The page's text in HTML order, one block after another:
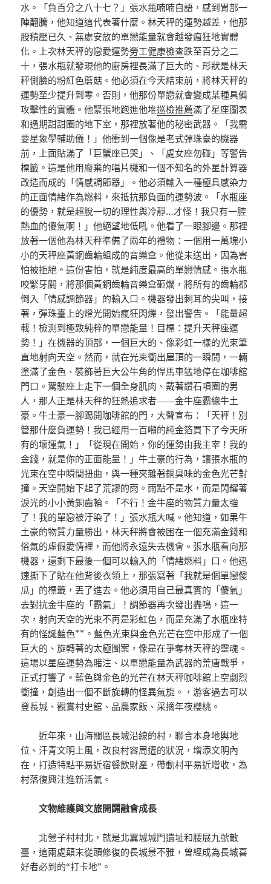
水。「負百分之八十七？」張水瓶喃喃自語，感到胃部一
陣翻騰，他知道這代表著什麼。林天秤的運勢越差，他那
股積壓已久、無處安放的單戀能量就會越發瘋狂地實體
化。上次林天秤的戀愛運勢勞工健康檢查跌至百分之二
十，張水瓶就發現他的廚房裡長滿了巨大的、形狀是林天
秤側臉的粉紅色蘑菇。他必須在今天結束前，將林天秤的
運勢至少提升到零。否則，他那份單戀就會變成某種具備
攻擊性的實體。他緊張地跑進他堆巡檢推薦滿了星座圖表
和過期甜甜圈的地下室，那裡放著他的秘密武器。「我需
要星象學輔助儀！」他衝到一個像是老式彈珠臺的機器
前，上面貼滿了「巨蟹座已哭」、「處女座勿碰」等警告
標籤。這是他用廢棄的唱片機和一個不知名的外星計算器
改造而成的「情感調節器」。他必須輸入一種極具感染力
的正面情緒作為燃料，來抵抗那負面的運勢波。「水瓶座
的優勢，就是超脫一切的理性與冷靜…才怪！我只有一腔
熱血的傻氣啊！」他絕望地低吼。他看了一眼腳邊。那裡
放著一個他為林天秤準備了兩年的禮物：一個用一萬塊小
小的天秤座黃銅齒輪組成的音樂盒。他從未送出，因為害
怕被拒絕。這份害怕，就是純度最高的單戀情感。張水瓶
咬緊牙關，將那個黃銅齒輪音樂盒砸爛，將所有的齒輪都
倒入「情感調節器」的輸入口。機器發出刺耳的尖叫，接
著，彈珠臺上的燈光開始瘋狂閃爍，發出警告。「能量超
載！檢測到極致純粹的單戀能量！目標：提升天秤座運
勢！」在機器的頂部，一個巨大的、像彩虹一樣的光束筆
直地射向天空。然而，就在光束衝出屋頂的一瞬間，一輛
塗滿了金色、裝飾著巨大公牛角的悍馬車猛地停在咖啡館
門口。駕駛座上走下一個全身肌肉、戴著鑽石項圈的男
人，那人正是林天秤的狂熱追求者——金牛座霸總牛土
豪。牛土豪一腳踢開咖啡館的門，大聲宣布：「天秤！別
管那什麼負運勢！我已經用一百噸的純金箔買下了今天所
有的壞運氣！」「從現在開始，你的運勢由我主宰！我的
金錢，就是你的正面能量！」牛土豪的行為，讓張水瓶的
光束在空中瞬間扭曲，與一種夾雜著銅臭味的金色光芒對
撞。天空開始下起了荒謬的雨。雨點不是水，而是閃耀著
淚光的小小黃銅齒輪。「不行！金牛座的物質力量太強
了！我的單戀被汙染了！」張水瓶大喊。他知道，如果牛
土豪的物質力量勝出，林天秤將會被困在一個充滿金錢和
俗氣的虛假愛情裡，而他將永遠失去機會。張水瓶看向那
機器，還剩下最後一個可以輸入的「情緒燃料」口。他迅
速撕下了貼在他背後衣領上，那張寫著「我就是個單戀傻
瓜」的標籤，丟了進去。他必須用自己最真實的「傻氣」
去對抗金牛座的「霸氣」！調節器再次發出轟鳴，這一
次，射向天空的光束不再是彩虹色，而是充滿了水瓶座特
有的怪誕藍色**。藍色光束與金色光芒在空中形成了一個
巨大的、旋轉著的太極圖案，像是在爭奪林天秤的靈魂。
這場以星座運勢為賭注、以單戀能量為武器的荒唐戰爭，
正式打響了。藍色與金色的光芒在林天秤咖啡館上空劇烈
衝撞，創造出一個不斷旋轉的怪異氣旋。，游客過去可以
登長城、觀賞村史館、品農家飯、采摘年夜櫻桃。
近年來，山海關區長城沿線的村，聯合本身地輿地
位、汗青文明上風，改良村容周遭的狀況，增添文明內
在，打造特點平易近宿餐飲財產，帶動村平易近增收，為
村落復興注進新活氣。
文物維護與文旅開闢融會成長
北營子村村北，就是北翼城城門遺址和腰展九號敵
臺，這兩處顛末從頭修復的長城景不雅，曾經成為長城喜
好者必到的“打卡地”。